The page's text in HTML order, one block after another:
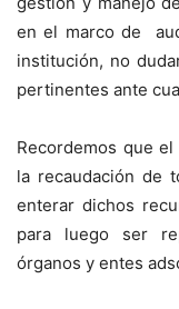
en el marco de
institución, no
pertinentes ante
Recordemos que
la recaudación de
enterar dichos
para luego ser
órganos y entes